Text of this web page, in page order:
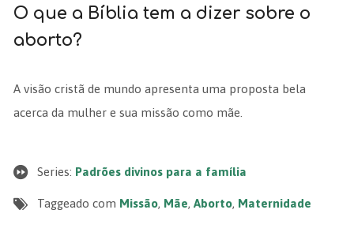
O que a Bíblia tem a dizer sobre o
aborto?
A visão cristã de mundo apresenta uma proposta bela
acerca da mulher e sua missão como mãe.
Series: Padrões divinos para a família
Taggeado com Missão, Mãe, Aborto, Maternidade